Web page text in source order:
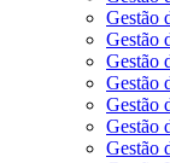
Gestão
Gestão
Gestão
Gestão
Gestão
Gestão
Gestão